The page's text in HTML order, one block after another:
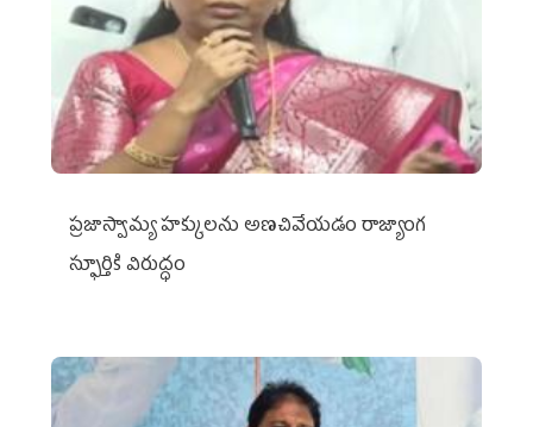
ప్రజాస్వామ్య హక్కులను అణచివేయడం రాజ్యాంగ
స్ఫూర్తికి విరుద్ధం